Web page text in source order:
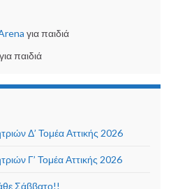
για παιδιά
για παιδιά
Δ’ Τομέα Αττικής 2026
Γ’ Τομέα Αττικής 2026
Σάββατο!!